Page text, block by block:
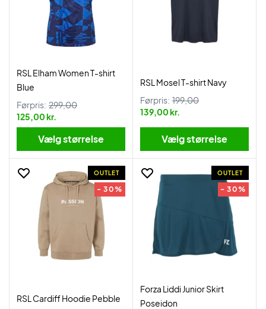
RSL Elham Women T-shirt
Blue
Førpris: 299,00
125,00 kr.
Vælg størrelse
RSL Mosel T-shirt Navy
Førpris: 199,00
139,00 kr.
Vælg størrelse
OUTLET
- 30%
RSL Cardiff Hoodie Pebble
OUTLET
- 30%
Forza Liddi Junior Skirt
Poseidon